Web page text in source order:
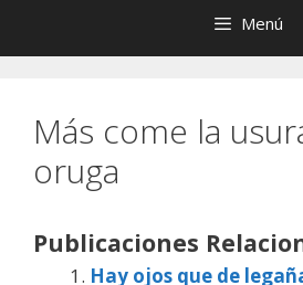
Menú
Más come la
oruga
Publicaciones
Hay ojos que de